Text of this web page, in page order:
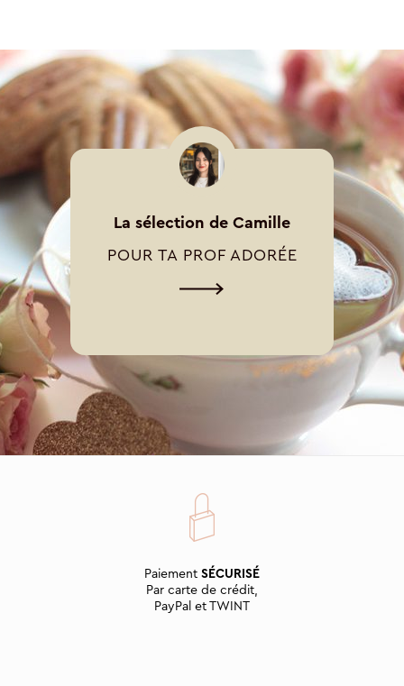
La sélection de Camille
POUR TA PROF ADORÉE
Paiement SÉCURISÉ
Par carte de crédit,
PayPal et TWINT